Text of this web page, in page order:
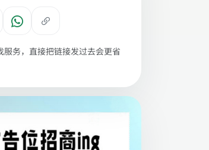
服务，直接把链接发过去会更省